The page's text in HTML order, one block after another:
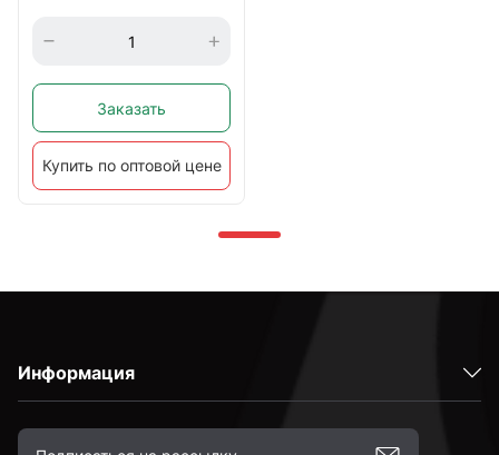
Заказать
Купить по оптовой цене
Информация